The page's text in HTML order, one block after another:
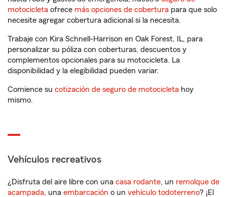
motocicleta ofrece más opciones de cobertura para que solo
necesite agregar cobertura adicional si la necesita.
Trabaje con Kira Schnell-Harrison en Oak Forest, IL, para
personalizar su póliza con coberturas, descuentos y
complementos opcionales para su motocicleta. La
disponibilidad y la elegibilidad pueden variar.
Comience su cotización de seguro de motocicleta hoy
mismo.
Vehículos recreativos
¿Disfruta del aire libre con una casa rodante, un remolque de
acampada, una embarcación o un vehículo todoterreno? ¡El